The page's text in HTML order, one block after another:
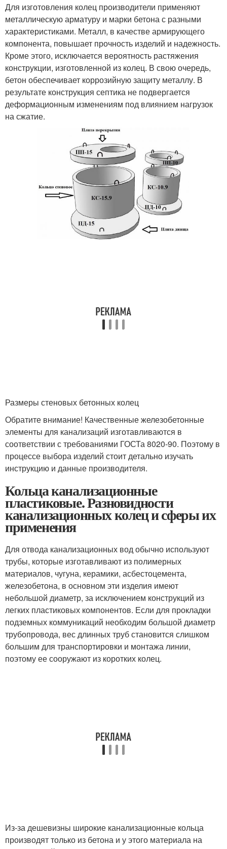
Для изготовления колец производители применяют
металлическую арматуру и марки бетона с разными
характеристиками. Металл, в качестве армирующего
компонента, повышает прочность изделий и надежность.
Кроме этого, исключается вероятность растяжения
конструкции, изготовленной из колец. В свою очередь,
бетон обеспечивает коррозийную защиту металлу. В
результате конструкция септика не подвергается
деформационным изменениям под влиянием нагрузок
на сжатие.
Размеры стеновых бетонных колец
Обратите внимание! Качественные железобетонные
элементы для канализаций изготавливаются в
соответствии с требованиями ГОСТа 8020-90. Поэтому в
процессе выбора изделий стоит детально изучать
инструкцию и данные производителя.
Кольца канализационные
пластиковые. Разновидности
канализационных колец и сферы их
применения
Для отвода канализационных вод обычно используют
трубы, которые изготавливают из полимерных
материалов, чугуна, керамики, асбестоцемента,
железобетона, в основном эти изделия имеют
небольшой диаметр, за исключением конструкций из
легких пластиковых компонентов. Если для прокладки
подземных коммуникаций необходим большой диаметр
трубопровода, вес длинных труб становится слишком
большим для транспортировки и монтажа линии,
поэтому ее сооружают из коротких колец.
Из-за дешевизны широкие канализационные кольца
производят только из бетона и у этого материала на